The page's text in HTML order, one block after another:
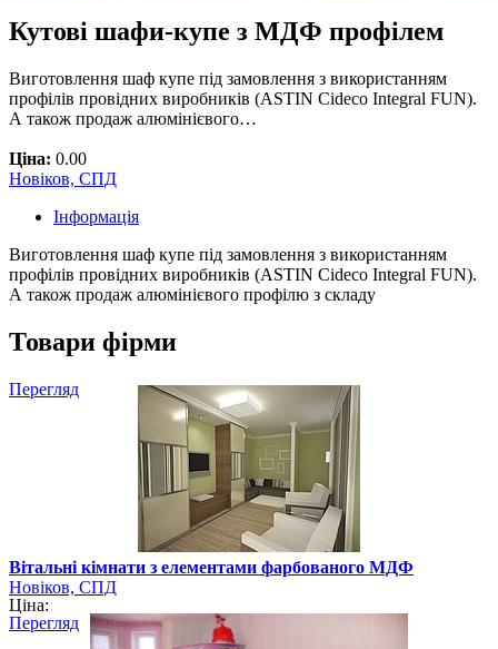
Кутові шафи-купе з МДФ профілем
Виготовлення шаф купе під замовлення з використанням
профілів провідних виробників (ASTIN Cideco Integral FUN).
А також продаж алюмінієвого…
Ціна: 0.00
Новіков, СПД
Інформація
Виготовлення шаф купе під замовлення з використанням
профілів провідних виробників (ASTIN Cideco Integral FUN).
А також продаж алюмінієвого профілю з складу
Товари фірми
Перегляд
Вітальні кімнати з елементами фарбованого МДФ
Новіков, СПД
Ціна:
Перегляд